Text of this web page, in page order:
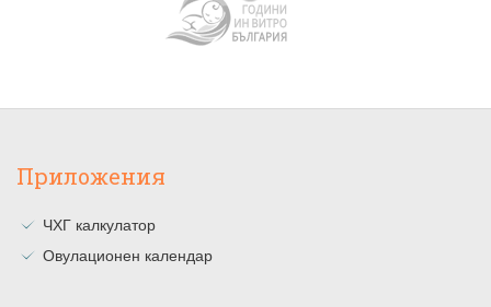
Приложения
ЧХГ калкулатор
Овулационен календар